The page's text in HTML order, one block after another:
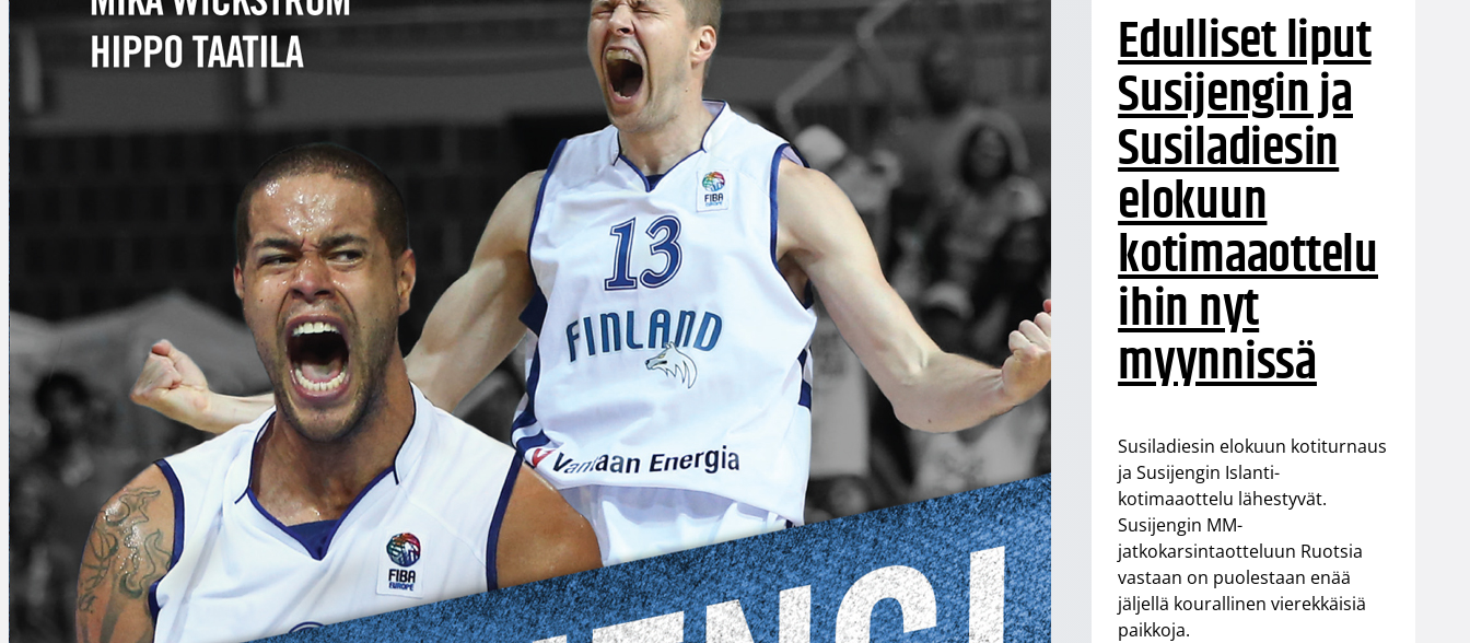
Edulliset liput
Susijengin ja
Susiladiesin
elokuun
kotimaaottelu
ihin nyt
myynnissä
Susiladiesin elokuun kotiturnaus
ja Susijengin Islanti-
kotimaaottelu lähestyvät.
Susijengin MM-
jatkokarsintaotteluun Ruotsia
vastaan on puolestaan enää
jäljellä kourallinen vierekkäisiä
paikkoja.